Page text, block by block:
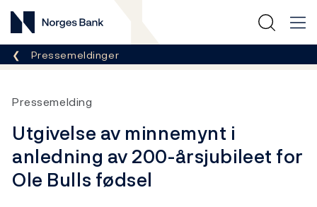
Norges Bank
Her er du nå:
Pressemeldinger
Pressemelding
Utgivelse av minnemynt i
anledning av 200-årsjubileet for
Ole Bulls fødsel